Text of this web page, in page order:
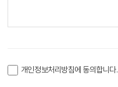
개인정보처리방침에 동의합니다.